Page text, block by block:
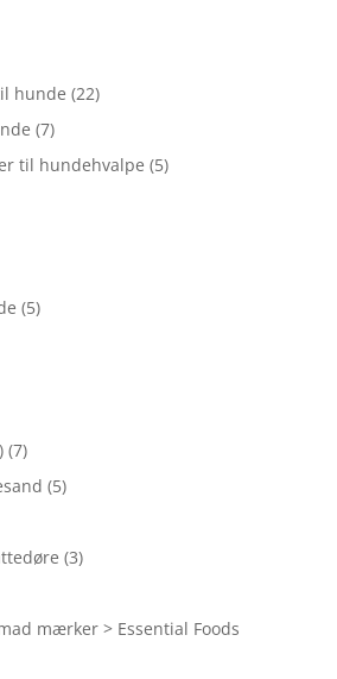
hunde (22)
(7)
til hundehvalpe (5)
(5)
(7)
(5)
(3)
mærker > Essential Foods